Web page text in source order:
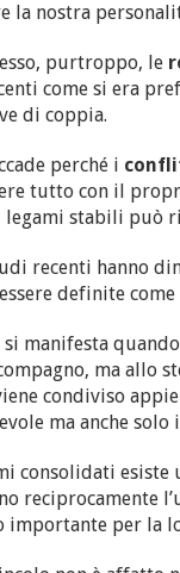
la nostra
purtroppo, le
come si era
di coppia.
perché i
tutto con il
legami stabili può
recenti hanno
definite come
manifesta
ma allo
condiviso
ma anche
consolidati esiste
reciprocamente
importante per la